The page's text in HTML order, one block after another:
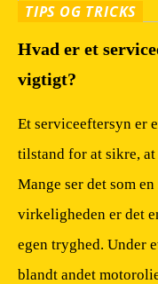
TIPS OG TRICKS
Hvad er et
vigtigt?
Et serviceeftersyn er
tilstand for at sikre,
Mange ser det som
virkeligheden er det
egen tryghed. Under
blandt andet